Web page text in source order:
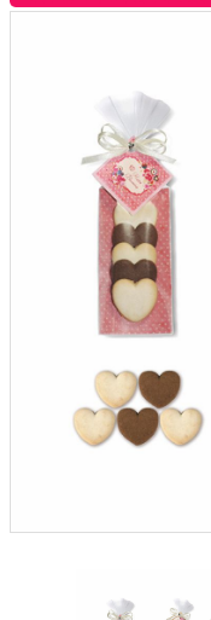
ペーパーアイテム
引出物ギフト
カタログギフト
ブライダルバッグ
内祝い 出産祝い
季節イベント特集
会社概要
ドメイン指定受信につい